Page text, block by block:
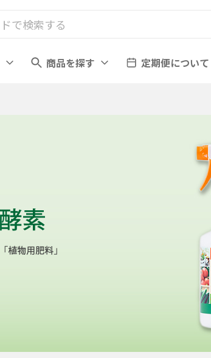
商品を探す 定期便について